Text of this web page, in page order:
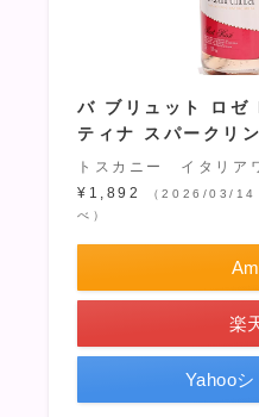
バ ブリュット ロゼ
ティナ スパークリ
トスカニー イタリア
¥1,892
（2026/03/14
べ）
楽
Yahoo